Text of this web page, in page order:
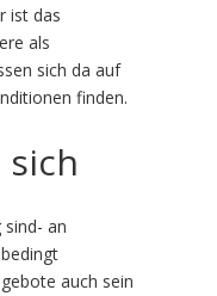
ist das
als
sich da auf
finden.
sind- an
auch sein